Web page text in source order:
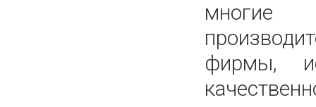
фирмы,